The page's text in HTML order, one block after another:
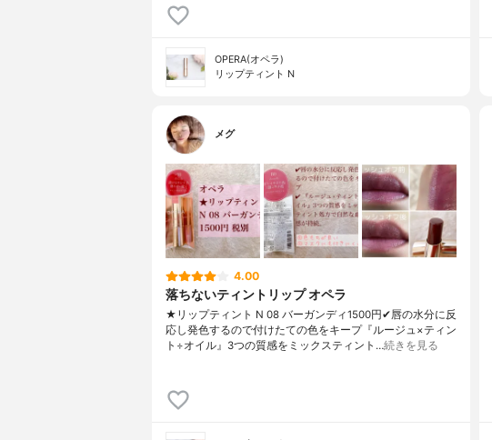
OPERA(オペラ)
リップティント N
メグ
4.00
落ちないティントリップ オペラ
★リップティント N 08 バーガンディ1500円✔︎唇の水分に反
応し発色するので付けたての色をキープ『ルージュ×ティン
ト÷オイル』3つの質感をミックスティント…続きを見る